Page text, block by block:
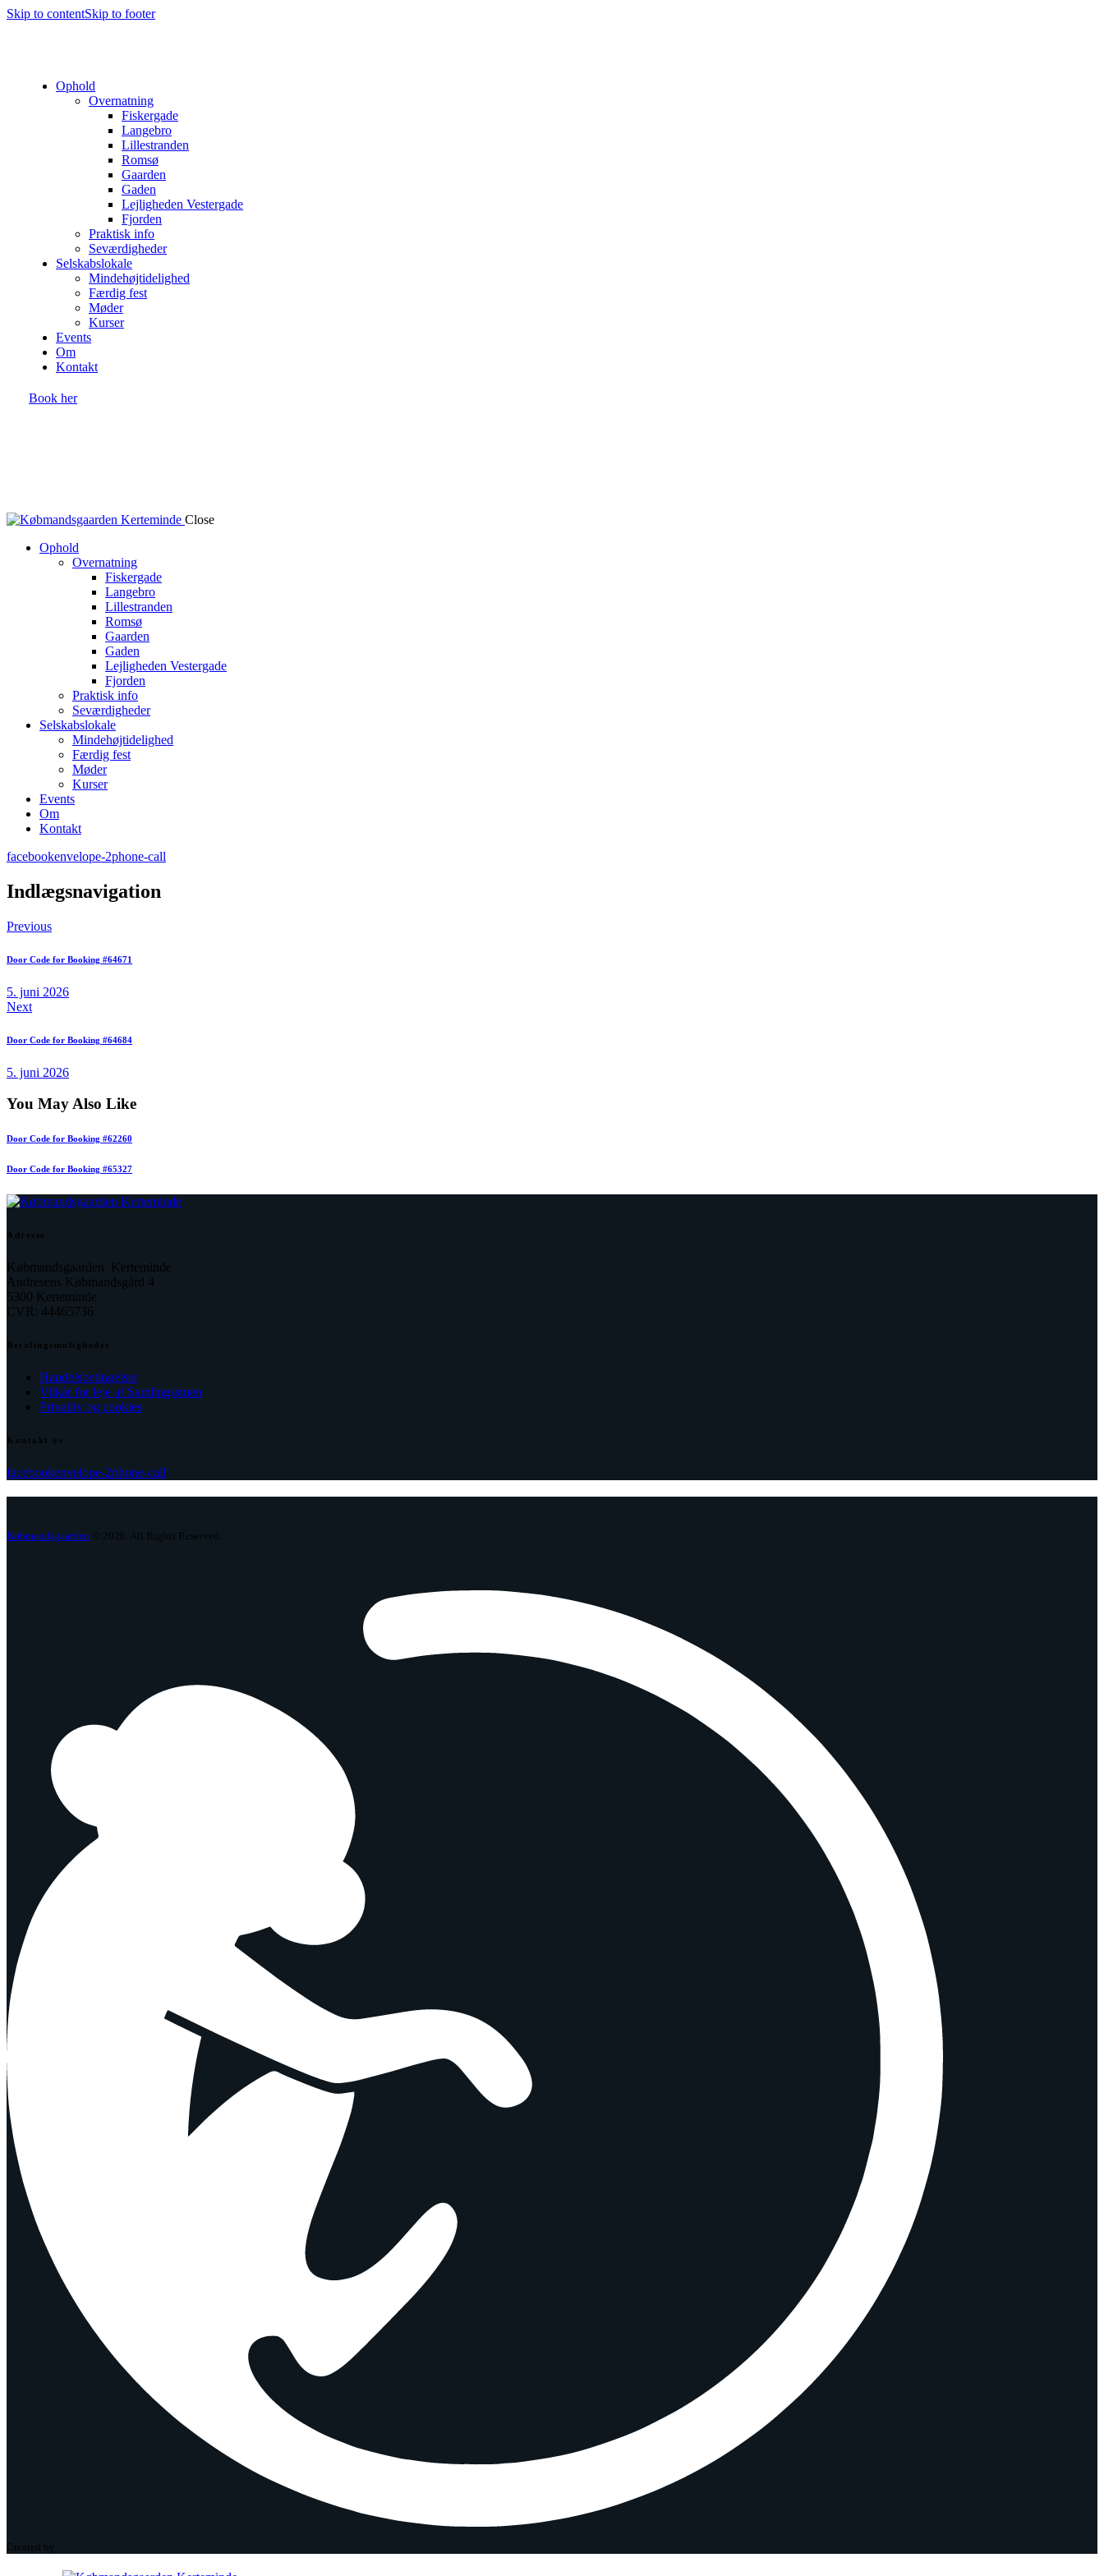
Skip to contentSkip to footer
Ophold
Overnatning
Fiskergade
Langebro
Lillestranden
Romsø
Gaarden
Gaden
Lejligheden Vestergade
Fjorden
Praktisk info
Seværdigheder
Selskabslokale
Mindehøjtidelighed
Færdig fest
Møder
Kurser
Events
Om
Kontakt
Book her
Close
Ophold
Overnatning
Fiskergade
Langebro
Lillestranden
Romsø
Gaarden
Gaden
Lejligheden Vestergade
Fjorden
Praktisk info
Seværdigheder
Selskabslokale
Mindehøjtidelighed
Færdig fest
Møder
Kurser
Events
Om
Kontakt
facebookenvelope-2phone-call
Indlægsnavigation
Previous
Door Code for Booking #64671
5. juni 2026
Next
Door Code for Booking #64684
5. juni 2026
You May Also Like
Door Code for Booking #62260
Door Code for Booking #65327
Adresse
Købmandsgaarden Kerteminde
Andresens Købmandsgård 4
5300 Kerteminde
CVR: 44465736
Betalingsmuligheder
Handelsbetingelser
Vilkår for leje af Samlingsstuen
Privatliv og cookies
Kontakt os
facebookenvelope-2phone-call
Købmandsgaarden © 2026. All Rights Reserved.
Created by